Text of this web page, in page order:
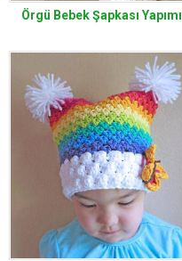
Örgü Bebek Şapkası Yapımı